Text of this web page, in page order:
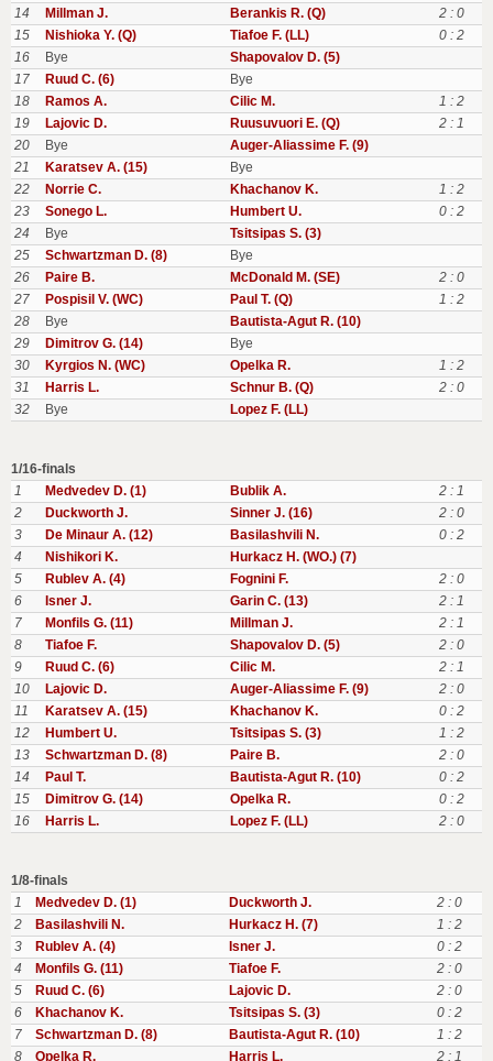
14
Millman J. Berankis R. (Q)
2 : 0
15
Nishioka Y. (Q) Tiafoe F. (LL)
0 : 2
16
Bye
Shapovalov D. (5)
17
Ruud C. (6)
Bye
18
Ramos A. Cilic M.
1 : 2
19
Lajovic D. Ruusuvuori E. (Q)
2 : 1
20
Bye
Auger-Aliassime F. (9)
21
Karatsev A. (15)
Bye
22
Norrie C. Khachanov K.
1 : 2
23
Sonego L. Humbert U.
0 : 2
24
Bye
Tsitsipas S. (3)
25
Schwartzman D. (8)
Bye
26
Paire B. McDonald M. (SE)
2 : 0
27
Pospisil V. (WC) Paul T. (Q)
1 : 2
28
Bye
Bautista-Agut R. (10)
29
Dimitrov G. (14)
Bye
30
Kyrgios N. (WC) Opelka R.
1 : 2
31
Harris L. Schnur B. (Q)
2 : 0
32
Bye Lopez F. (LL)
1/16-finals
1
Medvedev D. (1) Bublik A.
2 : 1
2
Duckworth J. Sinner J. (16)
2 : 0
3
De Minaur A. (12) Basilashvili N.
0 : 2
4
Nishikori K.
Hurkacz H. (WO.) (7)
5
Rublev A. (4) Fognini F.
2 : 0
6
Isner J. Garin C. (13)
2 : 1
7
Monfils G. (11) Millman J.
2 : 1
8
Tiafoe F. Shapovalov D. (5)
2 : 0
9
Ruud C. (6) Cilic M.
2 : 1
10
Lajovic D. Auger-Aliassime F. (9)
2 : 0
11
Karatsev A. (15) Khachanov K.
0 : 2
12
Humbert U. Tsitsipas S. (3)
1 : 2
13
Schwartzman D. (8) Paire B.
2 : 0
14
Paul T. Bautista-Agut R. (10)
0 : 2
15
Dimitrov G. (14) Opelka R.
0 : 2
16
Harris L. Lopez F. (LL) 2 : 0
1/8-finals
1
Medvedev D. (1) Duckworth J.
2 : 0
2
Basilashvili N. Hurkacz H. (7)
1 : 2
3
Rublev A. (4) Isner J.
0 : 2
4
Monfils G. (11) Tiafoe F.
2 : 0
5
Ruud C. (6) Lajovic D.
2 : 0
6
Khachanov K. Tsitsipas S. (3)
0 : 2
7
Schwartzman D. (8) Bautista-Agut R. (10)
1 : 2
8
Opelka R. Harris L. 2 : 1